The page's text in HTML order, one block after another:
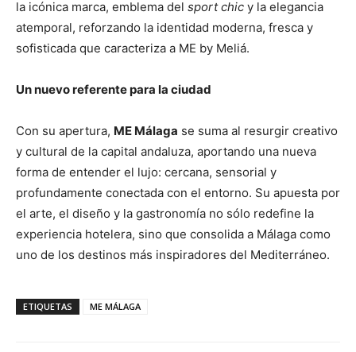
la icónica marca, emblema del sport chic y la elegancia
atemporal, reforzando la identidad moderna, fresca y
sofisticada que caracteriza a ME by Meliá.
Un nuevo referente para la ciudad
Con su apertura, ME Málaga se suma al resurgir creativo
y cultural de la capital andaluza, aportando una nueva
forma de entender el lujo: cercana, sensorial y
profundamente conectada con el entorno. Su apuesta por
el arte, el diseño y la gastronomía no sólo redefine la
experiencia hotelera, sino que consolida a Málaga como
uno de los destinos más inspiradores del Mediterráneo.
ETIQUETAS ME MÁLAGA